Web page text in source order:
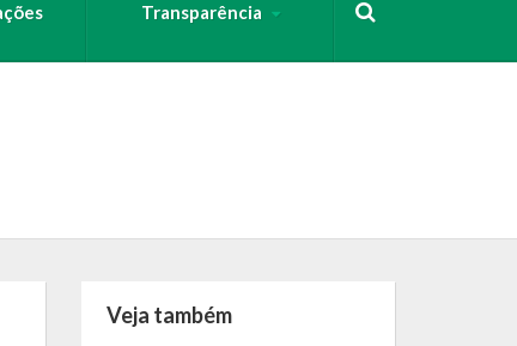
Transparência
Veja também